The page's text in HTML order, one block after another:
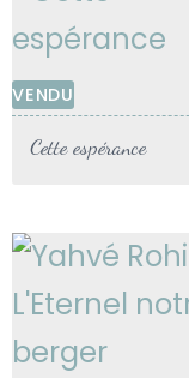
VENDU
Cette espérance